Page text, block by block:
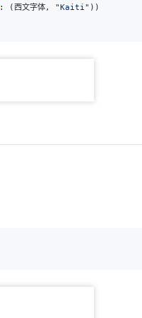
: (西文字体, "Kaiti" ))